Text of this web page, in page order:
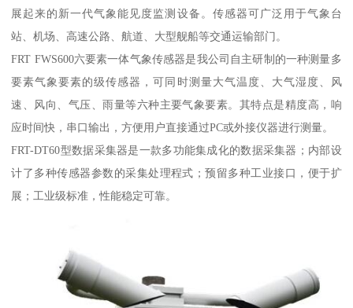
展起来的新一代气象能见度监测设备。传感器可广泛用于气象台
站、机场、高速公路、航道、大型舰船等交通运输部门。
FRT FWS600六要素一体气象传感器是我公司自主研制的一种测量多
要素气象要素的级传感器，可同时测量大气温度、大气湿度、风
速、风向、气压、雨量等六种主要气象要素。其特点是精度高，响
应时间快，串口输出，方便用户直接通过PC或外接仪器进行测量。
FRT-DT60型数据采集器是一款多功能集成化的数据采集器；内部设
计了多种传感器参数的采集处理程式；预留多种工业接口，便于扩
展；工业级标准，性能稳定可靠。